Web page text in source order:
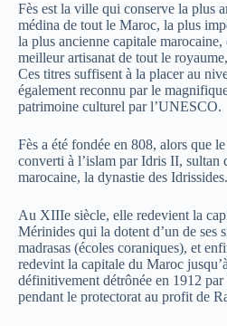
Fès est la ville qui conserve la plus
médina de tout le Maroc, la plus
la plus ancienne capitale
meilleur artisanat de tout le
Ces titres suffisent à la placer au
également reconnu par le
patrimoine culturel par l’UNESCO.
Fès a été fondée en 808, alors que
converti à l’islam par Idris II, sultan
marocaine, la dynastie des Idrissides.
Au XIIIe siècle, elle redevient la
Mérinides qui la dotent d’un de ses
madrasas (écoles coraniques), et
redevint la capitale du Maroc
définitivement détrônée en 1912
pendant le protectorat au profit de